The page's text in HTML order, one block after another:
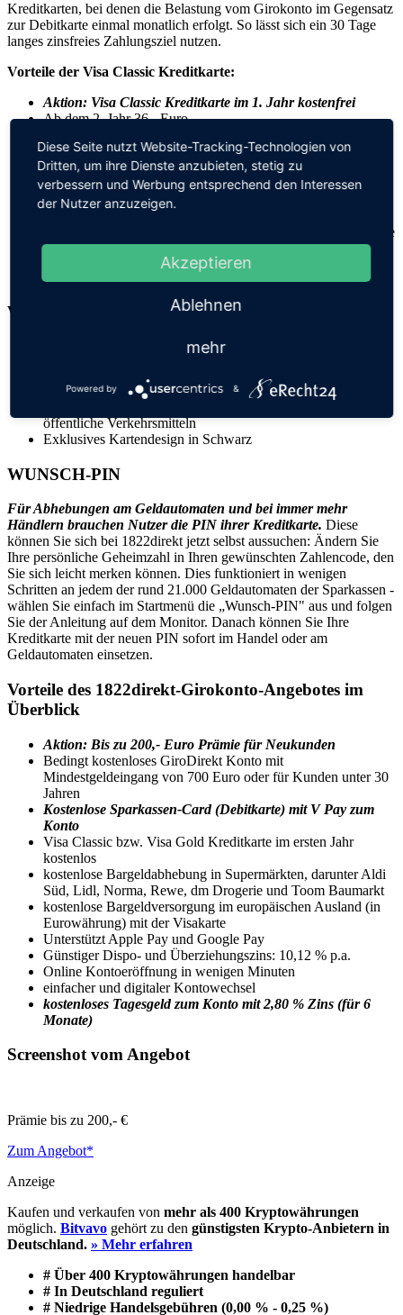
Kreditkarten, bei denen die Belastung vom Girokonto im Gegensatz
zur Debitkarte einmal monatlich erfolgt. So lässt sich ein 30 Tage
langes zinsfreies Zahlungsziel nutzen.
Vorteile der Visa Classic Kreditkarte:
Aktion: Visa Classic Kreditkarte im 1. Jahr kostenfrei
Ab dem 2. Jahr 36,- Euro
Euro und 24h-Notfall-Service für
Kartensperrung/Ersatzkarte/Notfallbargeld
Shopping Begleiter: Weltweite Kartenakzeptanz in
Geschäften, Internet oder bei Buchungen von Flug, Hotel
Mobiles bezahlen via Smartphone mit Google Pay oder Apple
Pay
Kostenlose Bargeldversorgung im europäischen Ausland (in
Euro-Währung)
Vorteile der Visa Gold Kreditkarte:
Aktion: Bei Erstbestellung ist die Visa Gold Kreditkarte im
ersten Jahr kostenfrei (Bonität vorausgesetzt)
Reisen ohne Risiko: inklusive Reiserücktrittsversicherung,
öffentliche Verkehrsmitteln
Exklusives Kartendesign in Schwarz
WUNSCH-PIN
Für Abhebungen am Geldautomaten und bei immer mehr
Händlern brauchen Nutzer die PIN ihrer Kreditkarte. Diese
können Sie sich bei 1822direkt jetzt selbst aussuchen: Ändern Sie
Ihre persönliche Geheimzahl in Ihren gewünschten Zahlencode, den
Sie sich leicht merken können. Dies funktioniert in wenigen
Schritten an jedem der rund 21.000 Geldautomaten der Sparkassen -
wählen Sie einfach im Startmenü die „Wunsch-PIN" aus und folgen
Sie der Anleitung auf dem Monitor. Danach können Sie Ihre
Kreditkarte mit der neuen PIN sofort im Handel oder am
Geldautomaten einsetzen.
Vorteile des 1822direkt-Girokonto-Angebotes im
Überblick
Aktion: Bis zu 200,- Euro Prämie für Neukunden
Bedingt kostenloses GiroDirekt Konto mit
Mindestgeldeingang von 700 Euro oder für Kunden unter 30
Jahren
Kostenlose Sparkassen-Card (Debitkarte) mit V Pay zum
Konto
Visa Classic bzw. Visa Gold Kreditkarte im ersten Jahr
kostenlos
kostenlose Bargeldabhebung in Supermärkten, darunter Aldi
Süd, Lidl, Norma, Rewe, dm Drogerie und Toom Baumarkt
kostenlose Bargeldversorgung im europäischen Ausland (in
Eurowährung) mit der Visakarte
Unterstützt Apple Pay und Google Pay
Günstiger Dispo- und Überziehungszins: 10,12 % p.a.
Online Kontoeröffnung in wenigen Minuten
einfacher und digitaler Kontowechsel
kostenloses Tagesgeld zum Konto mit 2,80 % Zins (für 6
Monate)
Screenshot vom Angebot
Prämie bis zu 200,- €
Zum Angebot*
Anzeige
Kaufen und verkaufen von mehr als 400 Kryptowährungen
möglich. Bitvavo gehört zu den günstigsten Krypto-Anbietern in
Deutschland. » Mehr erfahren
# Über 400 Kryptowährungen handelbar
# In Deutschland reguliert
# Niedrige Handelsgebühren (0,00 % - 0,25 %)
Diese Seite nutzt Website-Tracking-Technologien von
Dritten, um ihre Dienste anzubieten, stetig zu
verbessern und Werbung entsprechend den Interessen
der Nutzer anzuzeigen.
Akzeptieren
Ablehnen
mehr
Powered by &